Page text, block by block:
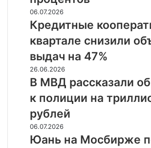
ускорили
снижение
до
процентов
Кредитные
кооперативы
квартале
снизили
объем
выдач
47%
06.07.2026
Кредитные
квартале снизили
выдач на 47%
В
МВД
рассказали
об
исках
к
полиции
на
26.06.2026
В МВД рассказали
к полиции на
рублей
Юань
на
06.07.2026
Юань на Мосбирже